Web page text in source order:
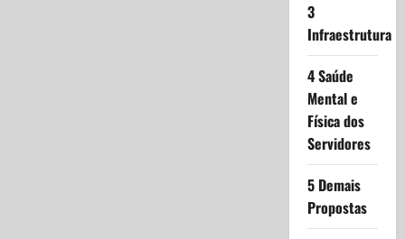
3
Infraestrutura
4 Saúde
Mental e
Física dos
Servidores
5 Demais
Propostas